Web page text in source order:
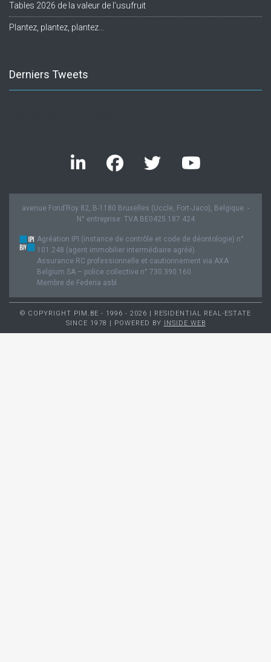
Tables 2026 de la valeur de l’usufruit
Plantez, plantez, plantez…
Derniers Tweets
avenue Fond’Roy 82, B-1180 Bruxelles (Uccle, Fort-Jaco), Belgique. -
N° entreprise: TVA BE0425.187.424
Agréation IPI (instance de contrôle et code de déontologie) n°
101.248 (agent immobilier intermédiaire agréé).
Assurance RC professionnelle et cautionnement via AXA
Belgium SA – police collective n° 730.390.160
Membre de Federia asbl
© COPYRIGHT PIM.BE - 1996 - 2026 | RESIDENTIAL REAL-ESTATE
SINCE 1978 | POWERED BY
INSIDE WEB